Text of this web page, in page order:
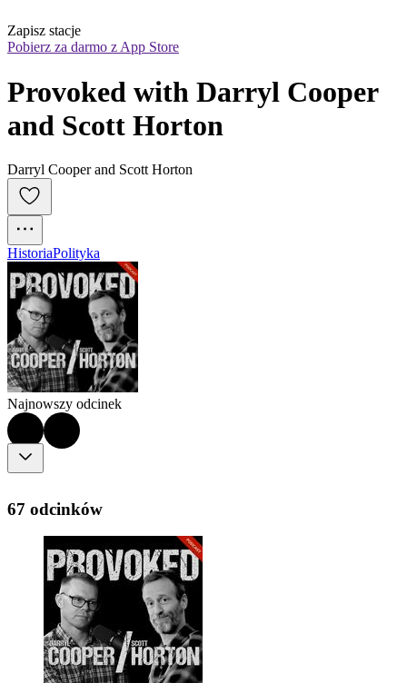
Zapisz stacje
Pobierz za darmo z App Store
Provoked with Darryl Cooper
and Scott Horton
Darryl Cooper and Scott Horton
HistoriaPolityka
Najnowszy odcinek
67 odcinków